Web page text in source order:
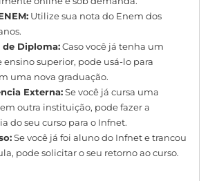
Utilize sua nota do Enem dos
Diploma:Caso você já tenha um
superior, pode usá-lo para
uma nova graduação.
Externa:Se você já cursa uma
outra instituição, pode fazer a
do seu curso para o Infnet.
Se você já foi aluno do Infnet e trancou
pode solicitar o seu retorno ao curso.